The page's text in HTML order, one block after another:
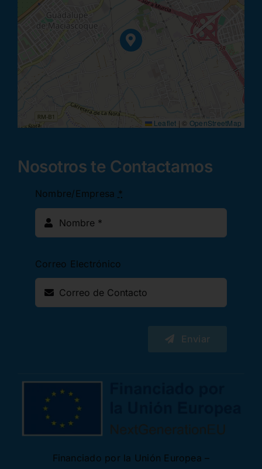
Leaflet | © OpenStreetMap
Nosotros te Contactamos
Nombre/Empresa *
Correo Electrónico
Enviar
Financiado por la Unión Europea –